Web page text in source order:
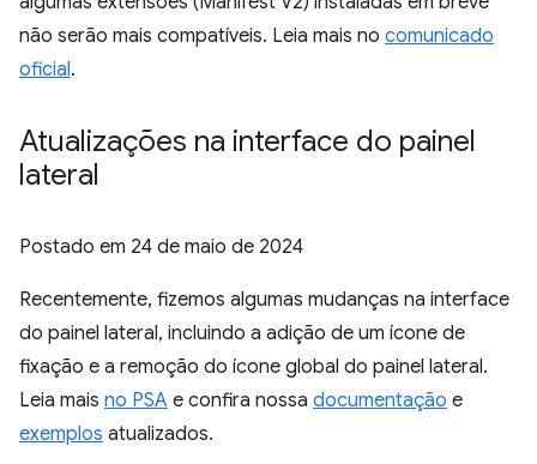
não serão mais compatíveis. Leia mais no comunicado
oficial.
Atualizações na interface do painel
lateral
Postado em 24 de maio de 2024
Recentemente, fizemos algumas mudanças na interface
do painel lateral, incluindo a adição de um ícone de
fixação e a remoção do ícone global do painel lateral.
Leia mais no PSA e confira nossa documentação e
exemplos atualizados.